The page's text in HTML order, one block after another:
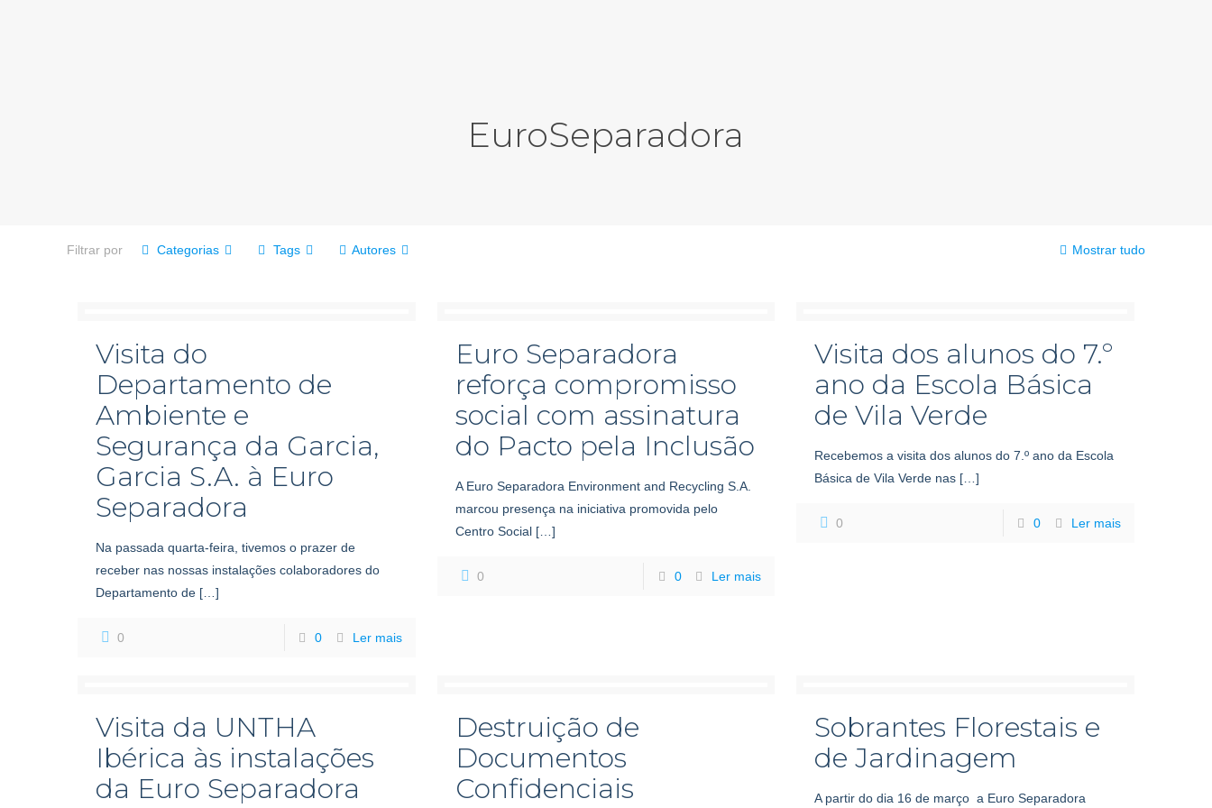
EuroSeparadora
Filtrar por Categorias Tags Autores Mostrar tudo
Visita do
Departamento de
Ambiente e
Segurança da Garcia,
Garcia S.A. à Euro
Separadora
Na passada quarta-feira, tivemos o prazer de
receber nas nossas instalações colaboradores do
Departamento de […]
0 0 Ler mais
Euro Separadora
reforça compromisso
social com assinatura
do Pacto pela Inclusão
A Euro Separadora Environment and Recycling S.A.
marcou presença na iniciativa promovida pelo
Centro Social[…]
0 0 Ler mais
Visita dos alunos do 7.º
ano da Escola Básica
de Vila Verde
Recebemos a visita dos alunos do 7.º ano da Escola
Básica de Vila Verde nas […]
0 0 Ler mais
Visita da UNTHA
Ibérica às instalações
da Euro Separadora
Destruição de
Documentos
Confidenciais
Sobrantes Florestais e
de Jardinagem
A partir do dia 16 de março a Euro Separadora